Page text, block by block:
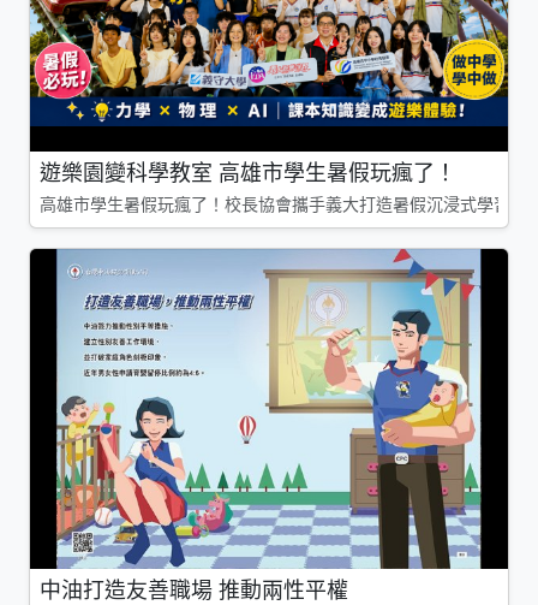
遊樂園變科學教室 高雄市學生暑假玩瘋了！
高雄市學生暑假玩瘋了！校長協會攜手義大打造暑假沉浸式學習基
中油打造友善職場 推動兩性平權